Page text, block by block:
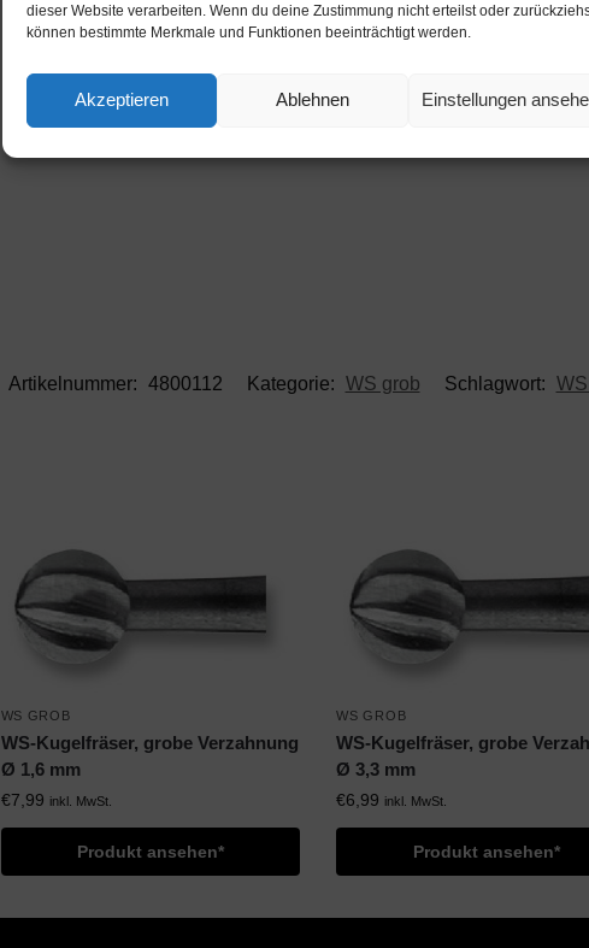
dieser Website verarbeiten. Wenn du deine Zustimmung nicht erteilst oder
können bestimmte Merkmale und Funktionen beeinträchtigt werden.
Akzeptieren Ablehnen Einstellungen
Artikelnummer: 4800112 Kategorie: WS grob Schlagwort:
WS GROB
WS-Kugelfräser, grobe Verzahnung
Ø 1,6 mm
€7,99 inkl. MwSt.
Produkt ansehen*
WS GROB
WS-Kugelfräser, grobe
Ø 3,3 mm
€6,99 inkl. MwSt.
Produkt ansehen*